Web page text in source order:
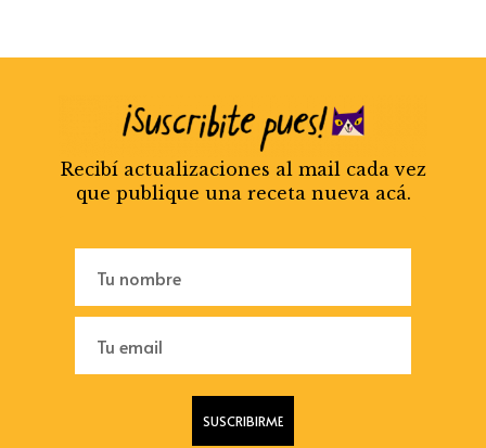
Recibí actualizaciones al mail cada vez
que publique una receta nueva acá.